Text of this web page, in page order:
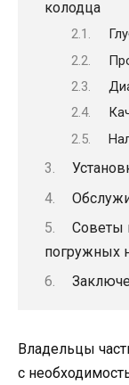
колодца
Советы
погружных
Владельцы
с